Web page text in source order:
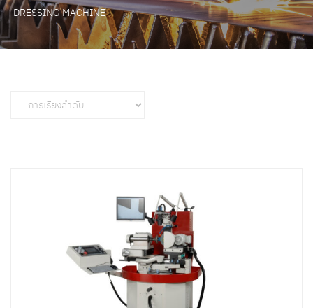
อีเมล * :
รายละเอียดเพิ่มเติม :
DRESSING MACHINE